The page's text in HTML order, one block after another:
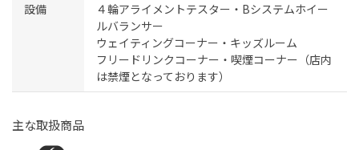
設備
４輪アライメントテスター・Bシステムホイー
ルバランサー
ウェイティングコーナー・キッズルーム
フリードリンクコーナー・喫煙コーナー（店内
は禁煙となっております）
主な取扱商品